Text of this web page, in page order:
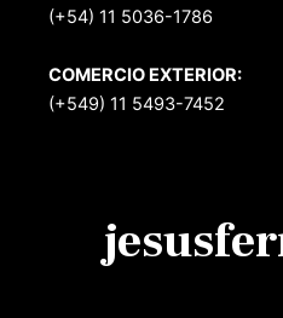
(+54) 11 5036-1786
COMERCIO EXTERIOR:
(+549) 11 5493-7452